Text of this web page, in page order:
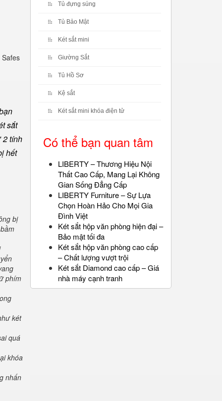
sắt
2 tính
hết
bị
phím
két
quá
khóa
nhấn
Tủ đựng súng
Tủ Bảo Mật
Két sắt mini
Giường Sắt
Tủ Hồ Sơ
Kệ sắt
Két sắt mini khóa điện tử
Có thể bạn quan tâm
LIBERTY – Thương Hiệu Nội
Thất Cao Cấp, Mang Lại Không
Gian Sống Đẳng Cấp
LIBERTY Furniture – Sự Lựa
Chọn Hoàn Hảo Cho Mọi Gia
Đình Việt
Két sắt hộp văn phòng hiện đại –
Bảo mật tối đa
Két sắt hộp văn phòng cao cấp
– Chất lượng vượt trội
Két sắt Diamond cao cấp – Giá
nhà máy cạnh tranh